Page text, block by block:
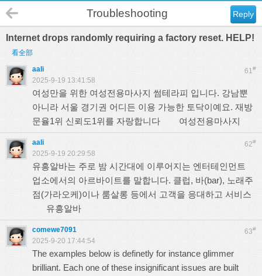
Reply
Troubleshooting
Internet drops randomly requiring a factory reset. HELP!
看全部
61#
aali
2025-9-19 13:41:58
여성만을 위한 여성전용마사지 썸테라피 입니다. 강남뿐
아니라 서울 경기권 어디든 이용 가능한 토닥이예요. 재방
문율1위 신뢰도1위를 자랑합니다 여성전용마사지
62#
aali
2025-9-19 20:29:58
유흥알바는 주로 밤 시간대에 이루어지는 엔터테인먼트
업소에서의 아르바이트를 말합니다. 클럽, 바(bar), 노래주
점(가라오케)이나 룸살롱 등에서 고객을 응대하고 서비스
유흥알바
63#
comewe7091
2025-9-20 17:44:54
The examples below is definetly for instance glimmer
brilliant. Each one of these insignificant issues are built